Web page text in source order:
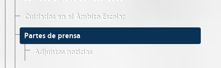
Cuidados en el Ámbito Escolar
Partes de prensa
Adjuntos noticias